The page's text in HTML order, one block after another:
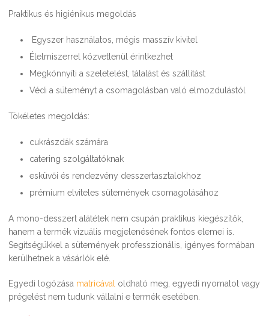
Praktikus és higiénikus megoldás
Egyszer használatos, mégis masszív kivitel
Élelmiszerrel közvetlenül érintkezhet
Megkönnyíti a szeletelést, tálalást és szállítást
Védi a süteményt a csomagolásban való elmozdulástól
Tökéletes megoldás:
cukrászdák számára
catering szolgáltatóknak
esküvői és rendezvény desszertasztalokhoz
prémium elviteles sütemények csomagolásához
A mono-desszert alátétek nem csupán praktikus kiegészítők,
hanem a termék vizuális megjelenésének fontos elemei is.
Segítségükkel a sütemények professzionális, igényes formában
kerülhetnek a vásárlók elé.
Egyedi logózása matricával
oldható meg, egyedi nyomatot vagy
prégelést nem tudunk vállalni e termék esetében.